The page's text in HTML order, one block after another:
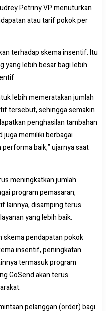
Petriny VP menuturkan
atau tarif pokok per
terhadap skema insentif. Itu
yang lebih besar bagi lebih
lebih memeratakan jumlah
tersebut, sehingga semakin
penghasilan tambahan
juga memiliki berbagai
baik,” ujarnya saat
meningkatkan jumlah
program pemasaran,
lainnya, disamping terus
yang lebih baik.
skema pendapatan pokok
insentif, peningkatan
termasuk program
GoSend akan terus
pelanggan (order) bagi